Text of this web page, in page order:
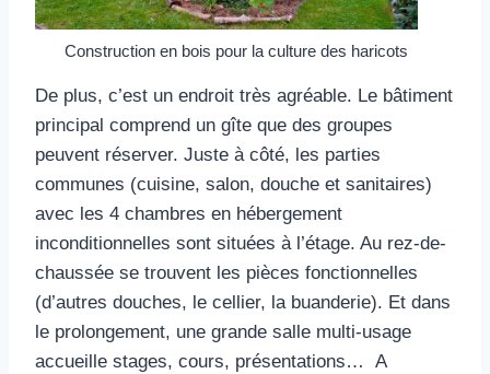
Construction en bois pour la culture des haricots
De plus, c’est un endroit très agréable. Le bâtiment
principal comprend un gîte que des groupes
peuvent réserver. Juste à côté, les parties
communes (cuisine, salon, douche et sanitaires)
avec les 4 chambres en hébergement
inconditionnelles sont situées à l’étage. Au rez-de-
chaussée se trouvent les pièces fonctionnelles
(d’autres douches, le cellier, la buanderie). Et dans
le prolongement, une grande salle multi-usage
accueille stages, cours, présentations… A